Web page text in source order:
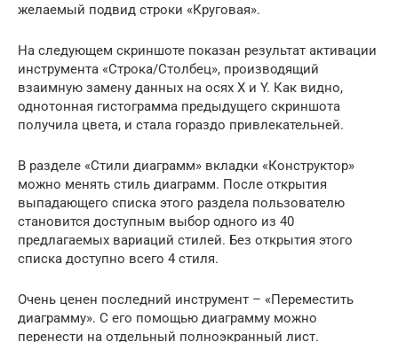
желаемый подвид строки «Круговая».
На следующем скриншоте показан результат активации
инструмента «Строка/Столбец», производящий
взаимную замену данных на осях X и Y. Как видно,
однотонная гистограмма предыдущего скриншота
получила цвета, и стала гораздо привлекательней.
В разделе «Стили диаграмм» вкладки «Конструктор»
можно менять стиль диаграмм. После открытия
выпадающего списка этого раздела пользователю
становится доступным выбор одного из 40
предлагаемых вариаций стилей. Без открытия этого
списка доступно всего 4 стиля.
Очень ценен последний инструмент – «Переместить
диаграмму». С его помощью диаграмму можно
перенести на отдельный полноэкранный лист.